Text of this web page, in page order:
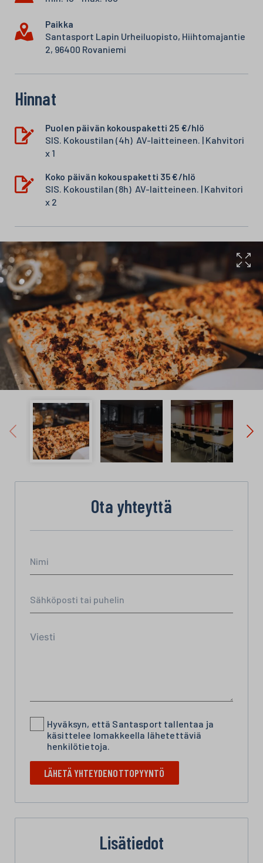
Paikka
Santasport Lapin Urheiluopisto, Hiihtomajantie
2, 96400 Rovaniemi
Hinnat
Puolen päivän kokouspaketti 25 €/hlö
SIS. Kokoustilan (4h) AV-laitteineen. | Kahvitori
x 1
Koko päivän kokouspaketti 35 €/hlö
SIS. Kokoustilan (8h) AV-laitteineen. | Kahvitori
x 2
Ota yhteyttä
Hyväksyn, että Santasport tallentaa ja
käsittelee lomakkeella lähetettäviä
henkilötietoja.
LÄHETÄ YHTEYDENOTTOPYYNTÖ
Lisätiedot